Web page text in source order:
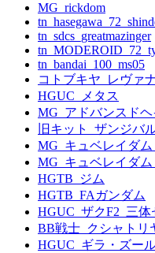
MG_rickdom
tn_sdcs_greatmazinger
tn_bandai_100_ms05
コトブキヤ_レヴァ
HGUC_メタス
MG_アドバンスド
旧キット_ザンジバ
MG_キュベレイダム
MG_キュベレイダム
HGTB_ジム
HGTB_FAガンダム
HGUC_ザクF2_三体
BB戦士_クシャトリ
HGUC_ギラ・ズー